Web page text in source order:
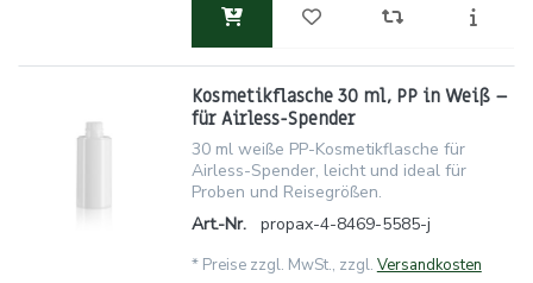
Kosmetikflasche 30 ml, PP in Weiß –
für Airless-Spender
30 ml weiße PP-Kosmetikflasche für
Airless-Spender, leicht und ideal für
Proben und Reisegrößen.
Art.-Nr.
propax-4-8469-5585-j
* Preise zzgl. MwSt., zzgl. Versandkosten